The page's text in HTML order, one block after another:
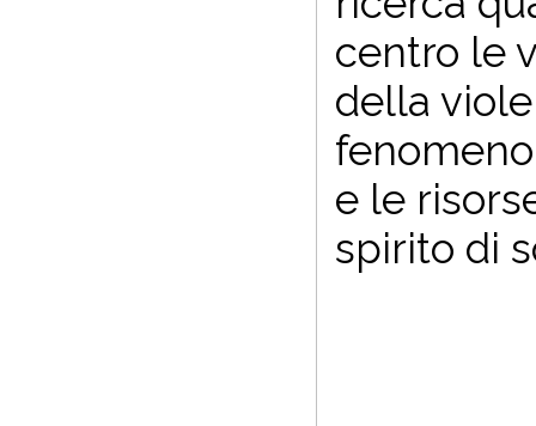
centro le
della
e le
spirito di